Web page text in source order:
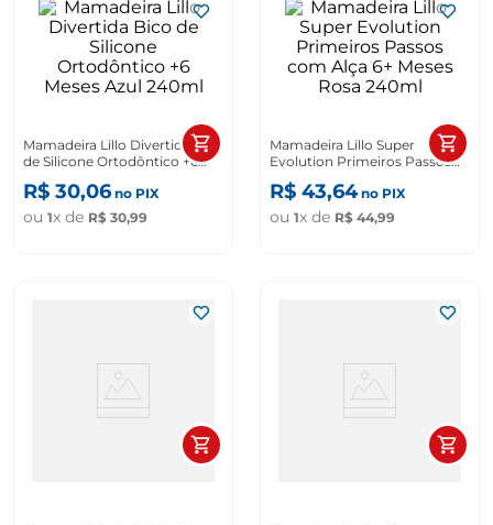
Mamadeira Lillo Divertida Bico
de Silicone Ortodôntico +6
Meses Azul 240ml
R$ 30,06 no PIX
ou 1x de R$ 30,99
Mamadeira Lillo Super
Evolution Primeiros Passos
com Alça 6+ Meses Rosa
240ml
R$ 43,64no PIX
ou 1x de R$ 44,99